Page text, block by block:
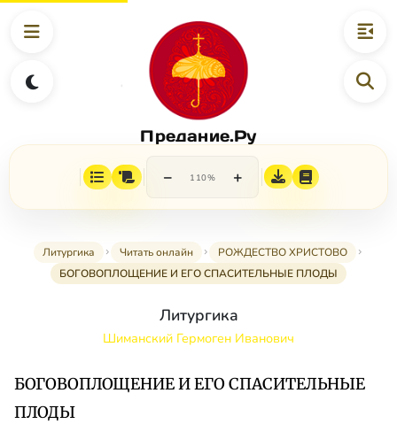
Предание.Ру
− 110% +
Литургика Читать онлайн
РОЖДЕСТВО ХРИСТОВО
БОГОВОПЛОЩЕНИЕ И ЕГО СПАСИТЕЛЬНЫЕ ПЛОДЫ
Литургика
Шиманский Гермоген Иванович
БОГОВОПЛОЩЕНИЕ И ЕГО СПАСИТЕЛЬНЫЕ
ПЛОДЫ